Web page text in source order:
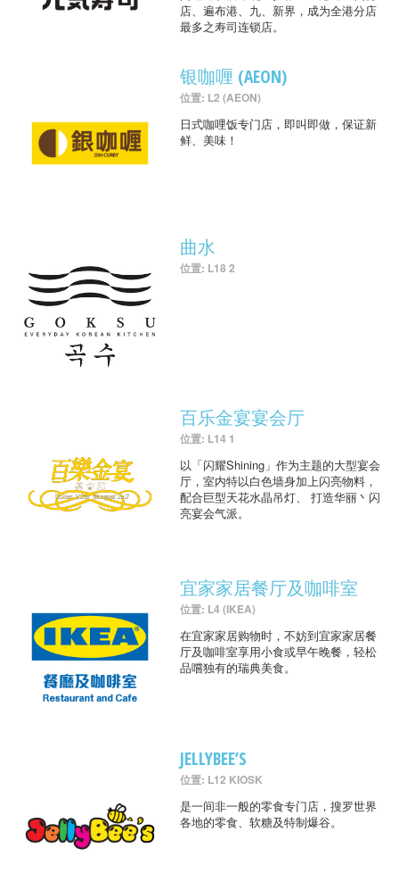
店、遍布港、九、新界，成为全港分店
最多之寿司连锁店。
银咖喱 (AEON)
位置: L2 (AEON)
日式咖哩饭专门店，即叫即做，保证新
鲜、美味！
曲水
位置: L18 2
百乐金宴宴会厅
位置: L14 1
以「闪耀Shining」作为主题的大型宴会
厅，室内特以白色墙身加上闪亮物料，
配合巨型天花水晶吊灯、 打造华丽丶闪
亮宴会气派。
宜家家居餐厅及咖啡室
位置: L4 (IKEA)
在宜家家居购物时，不妨到宜家家居餐
厅及咖啡室享用小食或早午晚餐，轻松
品嚐独有的瑞典美食。
JELLYBEE’S
位置: L12 KIOSK
是一间非一般的零食专门店，搜罗世界
各地的零食、软糖及特制爆谷。